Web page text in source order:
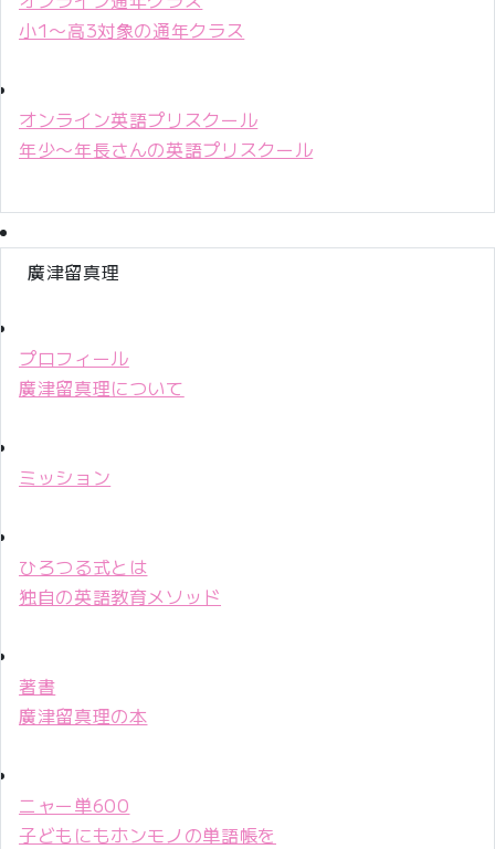
小1〜高3対象の通年クラス
オンライン英語プリスクール
年少〜年長さんの英語プリスクール
廣津留真理
プロフィール
廣津留真理について
ミッション
ひろつる式とは
独自の英語教育メソッド
著書
廣津留真理の本
ニャー単600
子どもにもホンモノの単語帳を